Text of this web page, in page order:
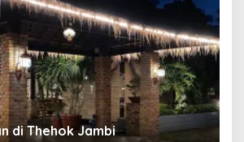
di Thehok Jambi